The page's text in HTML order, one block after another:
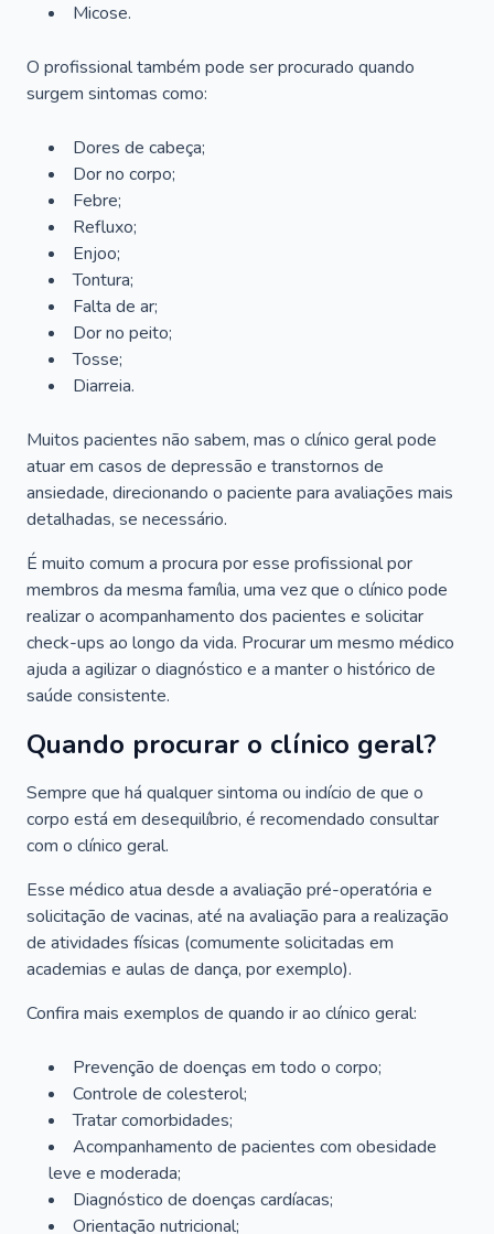
Micose.
O profissional também pode ser procurado quando
surgem sintomas como:
Dores de cabeça;
Dor no corpo;
Febre;
Refluxo;
Enjoo;
Tontura;
Falta de ar;
Dor no peito;
Tosse;
Diarreia.
Muitos pacientes não sabem, mas o clínico geral pode
atuar em casos de depressão e transtornos de
ansiedade, direcionando o paciente para avaliações mais
detalhadas, se necessário.
É muito comum a procura por esse profissional por
membros da mesma família, uma vez que o clínico pode
realizar o acompanhamento dos pacientes e solicitar
check-ups ao longo da vida. Procurar um mesmo médico
ajuda a agilizar o diagnóstico e a manter o histórico de
saúde consistente.
Quando procurar o clínico geral?
Sempre que há qualquer sintoma ou indício de que o
corpo está em desequilíbrio, é recomendado consultar
com o clínico geral.
Esse médico atua desde a avaliação pré-operatória e
solicitação de vacinas, até na avaliação para a realização
de atividades físicas (comumente solicitadas em
academias e aulas de dança, por exemplo).
Confira mais exemplos de quando ir ao clínico geral:
Prevenção de doenças em todo o corpo;
Controle de colesterol;
Tratar comorbidades;
Acompanhamento de pacientes com obesidade
leve e moderada;
Diagnóstico de doenças cardíacas;
Orientação nutricional;